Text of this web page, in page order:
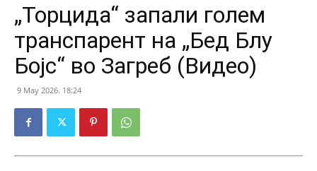
„Торцида“ запали голем
транспарент на „Бед Блу
Бојс“ во Загреб (Видео)
9 May 2026. 18:24